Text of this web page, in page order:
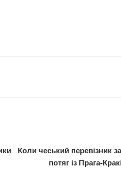
Коли чеський перевізник
потяг із Прага-